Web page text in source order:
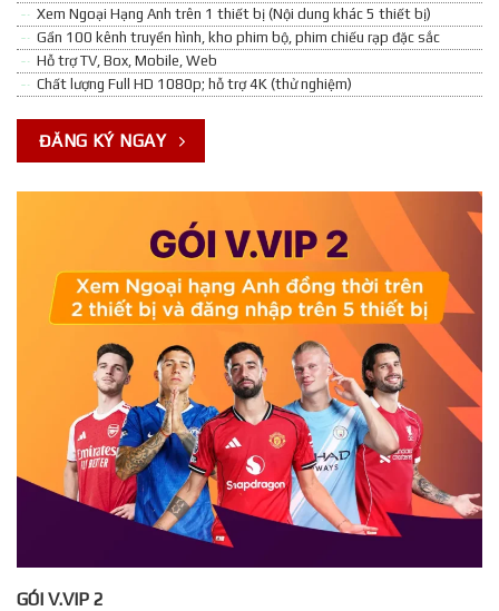
Xem Ngoại Hạng Anh trên 1 thiết bị (Nội dung khác 5 thiết bị)
Gần 100 kênh truyền hình, kho phim bộ, phim chiếu rạp đặc sắc
Hỗ trợ TV, Box, Mobile, Web
Chất lượng Full HD 1080p; hỗ trợ 4K (thử nghiệm)
ĐĂNG KÝ NGAY
GÓI V.VIP 2